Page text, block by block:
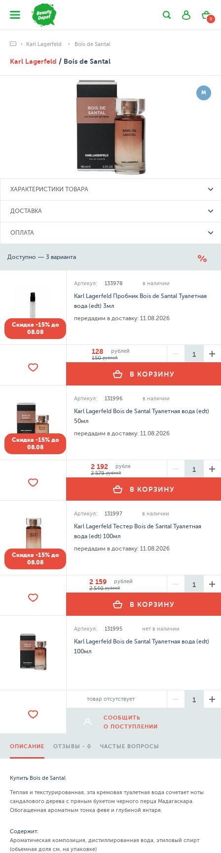
0
Karl Lagerfeld Bois de Santal
Karl Lagerfeld / Bois de Santal
М
ХАРАКТЕРИСТИКИ ТОВАРА
ДОСТАВКА
ОПЛАТА
Доступно — 3 варианта
Скидка -15% до
08.08
Артикул: 133978 в наличии
Karl Lagerfeld Пробник Bois de Santal Туалетная
вода (edt) 3мл
передадим в доставку: 11.08.2026
128
рублей
150рублей
В КОРЗИНУ
Скидка -15% до
08.08
Артикул: 131996 в наличии
Karl Lagerfeld Bois de Santal Туалетная вода (edt)
50мл
передадим в доставку: 11.08.2026
2 192
рубля
2 579рублей
В КОРЗИНУ
Скидка -15% до
08.08
Артикул: 131997 в наличии
Karl Lagerfeld Тестер Bois de Santal Туалетная
вода (edt) 100мл
передадим в доставку: 11.08.2026
2 159
рублей
2 540рублей
В КОРЗИНУ
Артикул: 131995 нет в наличии
Karl Lagerfeld Bois de Santal Туалетная вода (edt)
100мл
товар отсутствует
СООБЩИТЬ
О ПОСТУПЛЕНИИ
ОПИСАНИЕ ОТЗЫВЫ - 0 ЧАСТЫЕ ВОПРОСЫ
Купить Bois de Santal
Теплая и текстурированная, эта кремовая туалетная вода сочетает ноты
сандалового дерева с пряным букетом черного перца Мадагаскара.
Обогащенная ароматным тонка феве и глубиной янтаря.
Содержит:
Ароматическая композиция, дистиллированная вода, этиловый спирт
(объемная доля см. на упаковке)